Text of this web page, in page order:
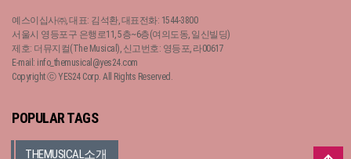
예스이십사㈜, 대표: 김석환, 대표전화: 1544-3800
서울시 영등포구 은행로11, 5층~6층(여의도동, 일신빌딩)
제호: 더뮤지컬(The Musical), 신고번호: 영등포, 라00617
E-mail: info_themusical@yes24.com
Copyright ⓒ YES24 Corp. All Rights Reserved.
POPULAR TAGS
THEMUSICAL소개